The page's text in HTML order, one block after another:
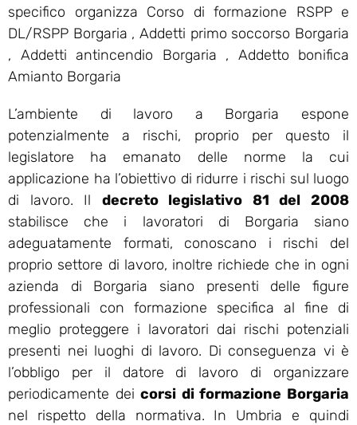
specifico organizza Corso di formazione RSPP e
DL/RSPP Borgaria , Addetti primo soccorso Borgaria
, Addetti antincendio Borgaria , Addetto bonifica
Amianto Borgaria
L’ambiente di lavoro a Borgaria espone
potenzialmente a rischi, proprio per questo il
legislatore ha emanato delle norme la cui
applicazione ha l’obiettivo di ridurre i rischi sul luogo
di lavoro. Il decreto legislativo 81 del 2008
stabilisce che i lavoratori di Borgaria siano
adeguatamente formati, conoscano i rischi del
proprio settore di lavoro, inoltre richiede che in ogni
azienda di Borgaria siano presenti delle figure
professionali con formazione specifica al fine di
meglio proteggere i lavoratori dai rischi potenziali
presenti nei luoghi di lavoro. Di conseguenza vi è
l’obbligo per il datore di lavoro di organizzare
periodicamente deicorsi di formazione Borgaria
nel rispetto della normativa. In Umbria e quindi